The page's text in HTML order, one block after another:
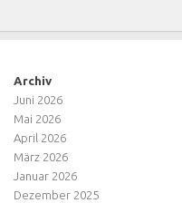
Archiv
Juni 2026
Mai 2026
April 2026
März 2026
Januar 2026
Dezember 2025